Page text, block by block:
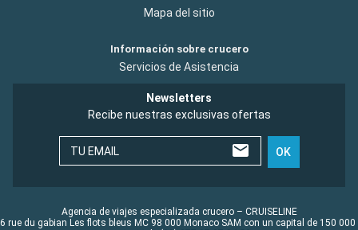
Mapa del sitio
Información sobre crucero
Servicios de Asistencia
Newsletters
Recibe nuestras exclusivas ofertas
TU EMAIL OK
Agencia de viajes especializada crucero – CRUISELINE
rue du gabian Les flots bleus MC 98 000 Monaco SAM con un capital de 150 000